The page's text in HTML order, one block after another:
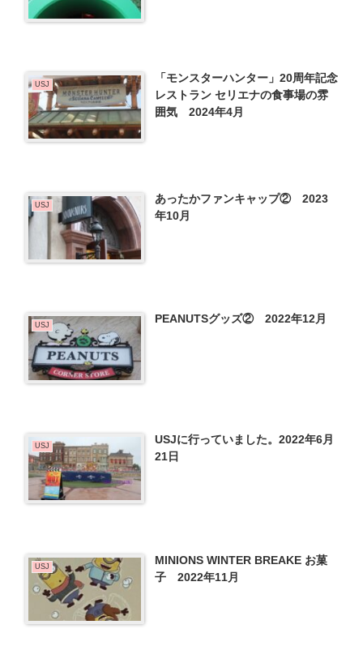
USJ
「モンスターハンター」20周年記念
レストラン セリエナの食事場の雰
囲気 2024年4月
USJ
あったかファンキャップ② 2023
年10月
USJ PEANUTSグッズ② 2022年12月
USJ
USJに行っていました。2022年6月
21日
USJ
MINIONS WINTER BREAKE お菓
子 2022年11月